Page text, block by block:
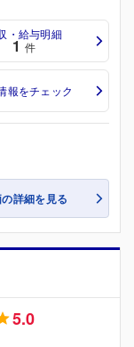
・給与明細
1 件
報をチェック
詳細を見る
5.0